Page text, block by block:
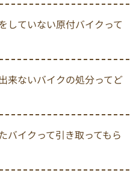
していない原付バイクって
来ないバイクの処分ってど
バイクって引き取ってもら